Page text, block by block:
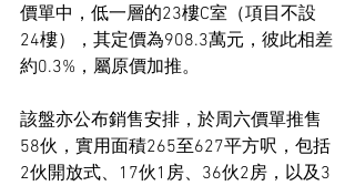
價單中，低一層的23樓C室（項目不設
24樓），其定價為908.3萬元，彼此相差
約0.3%，屬原價加推。
該盤亦公布銷售安排，於周六價單推售
58伙，實用面積265至627平方呎，包括
2伙開放式、17伙1房、36伙2房，以及3